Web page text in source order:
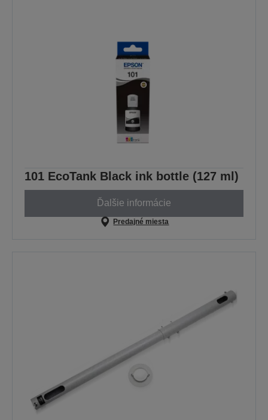
101 EcoTank Black ink bottle (127 ml)
Ďalšie informácie
Predajné miesta